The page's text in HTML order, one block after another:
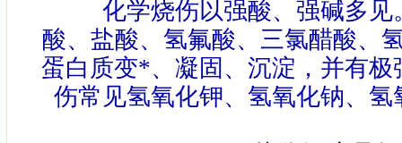
化学烧伤以强酸、强碱多见
酸、盐酸、氢氟酸、三氯醋酸、
蛋白质变*、凝固、沉淀，并有
伤常见氢氧化钾、氢氧化钠、